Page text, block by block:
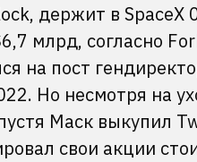
держит в
млрд, согласно
на пост
Но несмотря на
Маск выкупил
свои акции